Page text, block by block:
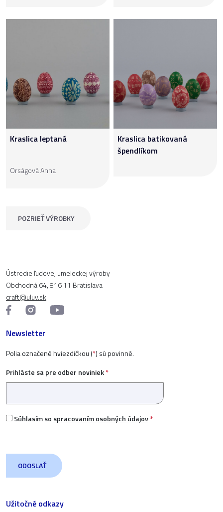
Kraslica leptaná
Orságová Anna
Kraslica batikovaná
špendlíkom
POZRIEŤ VÝROBKY
Užitočné odkazy
Ústredie ľudovej umeleckej výroby
Obchodná 64, 816 11 Bratislava
craft@uluv.sk
Newsletter
Polia označené hviezdičkou (*) sú povinné.
Prihláste sa pre odber noviniek*
Súhlasím so spracovaním osobných údajov*